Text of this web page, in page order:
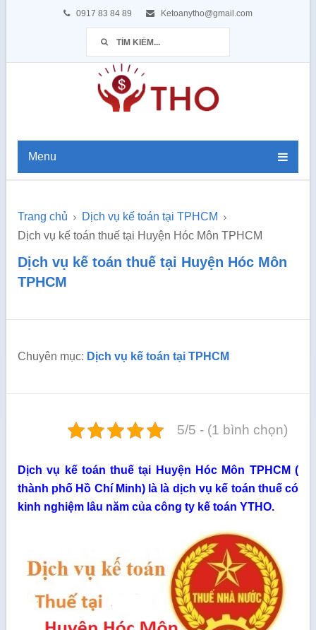
0917 83 84 89 Ketoanytho@gmail.com
Menu
Trang chủ
Dịch vụ kế toán tại TPHCM
Dịch vụ kế toán thuế tại Huyện Hóc Môn TPHCM
Dịch vụ kế toán thuế tại Huyện Hóc Môn
TPHCM
Chuyên mục: Dịch vụ kế toán tại TPHCM
5/5 - (1 bình chọn)
Dịch vụ kế toán thuế tại Huyện Hóc Môn TPHCM (
thành phố Hồ Chí Minh) là là dịch vụ kế toán thuế có
kinh nghiệm lâu năm của công ty kế toán YTHO.